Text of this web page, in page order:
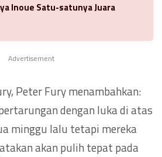
Inoue Satu-satunya Juara
Advertisement
Peter Fury menambahkan:
dengan luka di atas
minggu lalu tetapi mereka
akan pulih tepat pada